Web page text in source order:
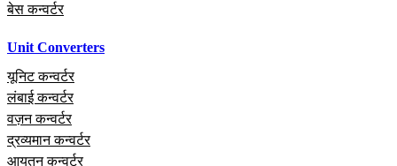
बेस कन्वर्टर
Unit Converters
यूनिट कन्वर्टर
लंबाई कन्वर्टर
वज़न कन्वर्टर
द्रव्यमान कन्वर्टर
आयतन कन्वर्टर